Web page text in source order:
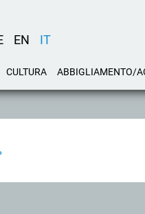
EN IT
CULTURA ABBIGLIAMENTO/